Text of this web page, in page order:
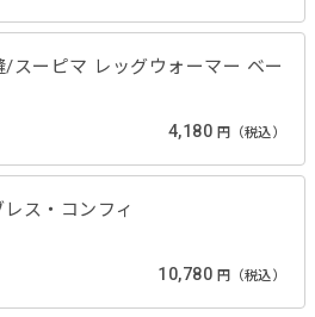
/スーピマ レッグウォーマー ベー
4,180 円（税込）
レス・コンフィ
10,780 円（税込）